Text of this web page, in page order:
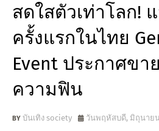
สดใสตัวเท่าโลก!
ครั้งแรกในไทย
Event ประกาศขา
ความฟิน
บันเทิง society วันพฤหัสบดี, มิถุนายน